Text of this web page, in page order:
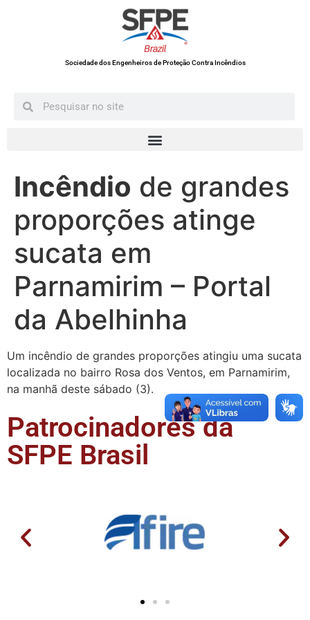
Sociedade dos Engenheiros de Proteção Contra Incêndios
Incêndio de grandes
proporções atinge
sucata em
Parnamirim – Portal
da Abelhinha
Um incêndio de grandes proporções atingiu uma sucata
localizada no bairro Rosa dos Ventos, em Parnamirim,
na manhã deste sábado (3).
Patrocinadores da
SFPE Brasil